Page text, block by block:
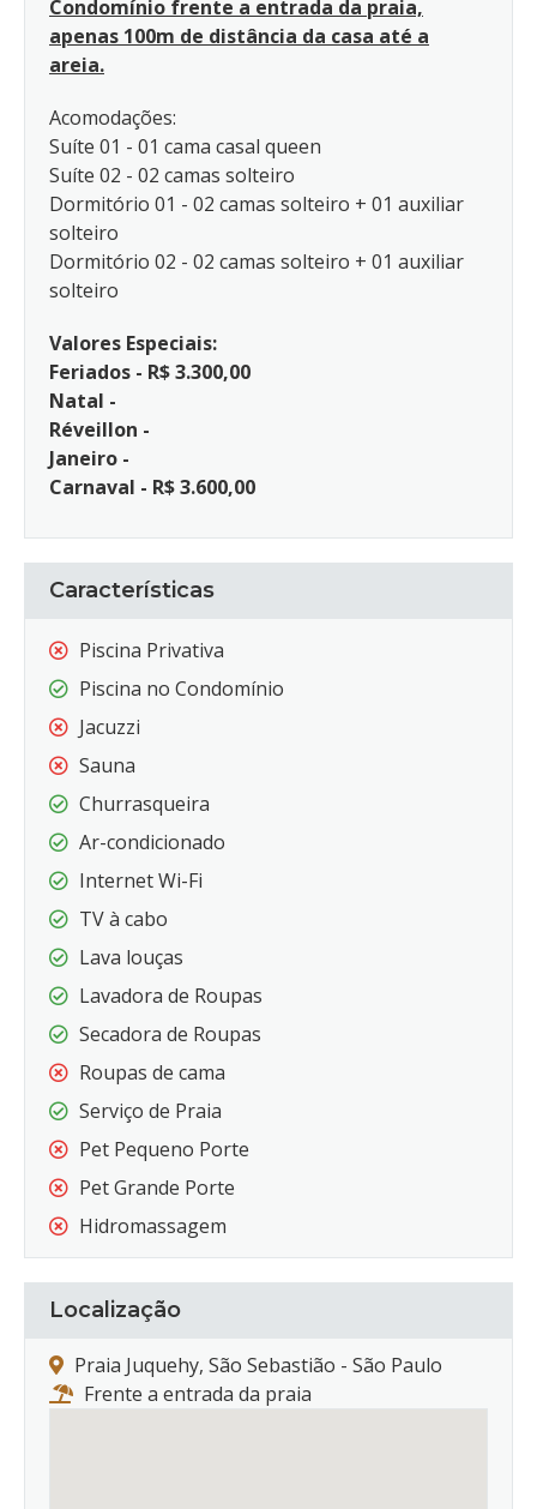
Condomínio frente a entrada da praia,
apenas 100m de distância da casa até a
areia.
Acomodações:
Suíte 01 - 01 cama casal queen
Suíte 02 - 02 camas solteiro
Dormitório 01 - 02 camas solteiro + 01 auxiliar
solteiro
Dormitório 02 - 02 camas solteiro + 01 auxiliar
solteiro
Valores Especiais:
Feriados - R$ 3.300,00
Natal -
Réveillon -
Janeiro -
Carnaval - R$ 3.600,00
Características
Piscina Privativa
Piscina no Condomínio
Jacuzzi
Sauna
Churrasqueira
Ar-condicionado
Internet Wi-Fi
TV à cabo
Lava louças
Lavadora de Roupas
Secadora de Roupas
Roupas de cama
Serviço de Praia
Pet Pequeno Porte
Pet Grande Porte
Hidromassagem
Localização
Praia Juquehy, São Sebastião - São Paulo
Frente a entrada da praia